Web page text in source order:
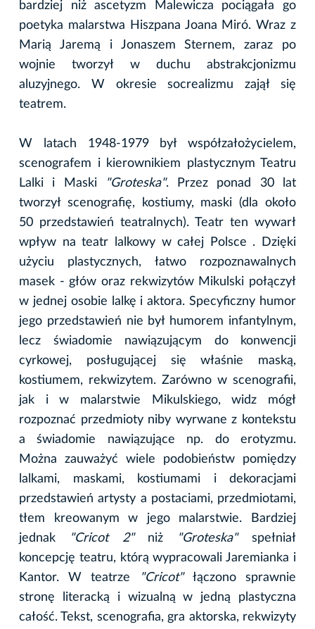
bardziej niż ascetyzm Malewicza pociągała go
poetyka malarstwa Hiszpana Joana Miró. Wraz z
Marią Jaremą i Jonaszem Sternem, zaraz po
wojnie tworzył w duchu abstrakcjonizmu
aluzyjnego. W okresie socrealizmu zajął się
teatrem.
W latach 1948-1979 był współzałożycielem,
scenografem i kierownikiem plastycznym Teatru
Lalki i Maski
"Groteska". Przez ponad 30 lat
tworzył scenografię, kostiumy, maski (dla około
50 przedstawień teatralnych). Teatr ten wywarł
wpływ na teatr lalkowy w całej Polsce . Dzięki
użyciu plastycznych, łatwo rozpoznawalnych
masek - głów oraz rekwizytów Mikulski połączył
w jednej osobie lalkę i aktora. Specyficzny humor
jego przedstawień nie był humorem infantylnym,
lecz świadomie nawiązującym do konwencji
cyrkowej, posługującej się właśnie maską,
kostiumem, rekwizytem. Zarówno w scenografii,
jak i w malarstwie Mikulskiego, widz mógł
rozpoznać przedmioty niby wyrwane z kontekstu
a świadomie nawiązujące np. do erotyzmu.
Można zauważyć wiele podobieństw pomiędzy
lalkami, maskami, kostiumami i dekoracjami
przedstawień artysty a postaciami, przedmiotami,
tłem kreowanym w jego malarstwie. Bardziej
jednak
"Cricot 2"niż "Groteska"spełniał
koncepcję teatru, którą wypracowali Jaremianka i
Kantor. W teatrze
"Cricot" łączono sprawnie
stronę literacką i wizualną w jedną plastyczna
całość. Tekst, scenografia, gra aktorska, rekwizyty